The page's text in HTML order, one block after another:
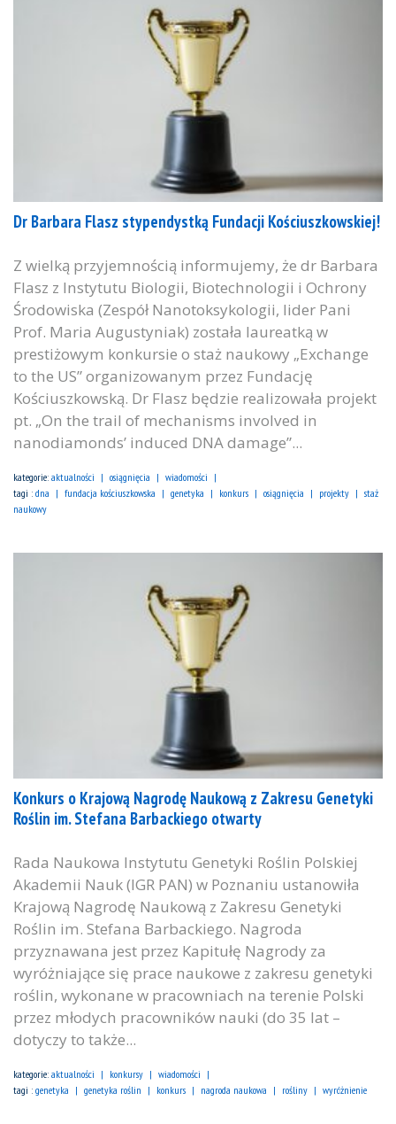
Dr Barbara Flasz stypendystką Fundacji Kościuszkowskiej!
Z wielką przyjemnością informujemy, że dr Barbara
Flasz z Instytutu Biologii, Biotechnologii i Ochrony
Środowiska (Zespół Nanotoksykologii, lider Pani
Prof. Maria Augustyniak) została laureatką w
prestiżowym konkursie o staż naukowy „Exchange
to the US” organizowanym przez Fundację
Kościuszkowską. Dr Flasz będzie realizowała projekt
pt. „On the trail of mechanisms involved in
nanodiamonds’ induced DNA damage”...
kategorie: aktualności osiągnięcia
wiadomości
tagi : dna fundacja kościuszkowska genetyka konkurs osiągnięcia projekty
staż
naukowy
Konkurs o Krajową Nagrodę Naukową z Zakresu Genetyki
Roślin im. Stefana Barbackiego otwarty
Rada Naukowa Instytutu Genetyki Roślin Polskiej
Akademii Nauk (IGR PAN) w Poznaniu ustanowiła
Krajową Nagrodę Naukową z Zakresu Genetyki
Roślin im. Stefana Barbackiego. Nagroda
przyznawana jest przez Kapitułę Nagrody za
wyróżniające się prace naukowe z zakresu genetyki
roślin, wykonane w pracowniach na terenie Polski
przez młodych pracowników nauki (do 35 lat –
dotyczy to także...
kategorie: aktualności konkursy
wiadomości
tagi : genetyka genetyka roślin konkurs nagroda naukowa rośliny wyróżnienie